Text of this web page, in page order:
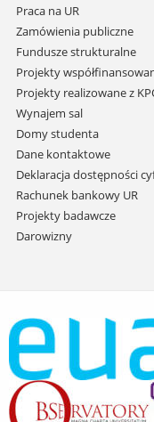
Praca na UR
Zamówienia publiczne
Fundusze strukturalne
Projekty
Projekty realizowane z
Wynajem sal
Domy studenta
Dane kontaktowe
Deklaracja dostępności
Rachunek bankowy UR
Projekty badawcze
Darowizny